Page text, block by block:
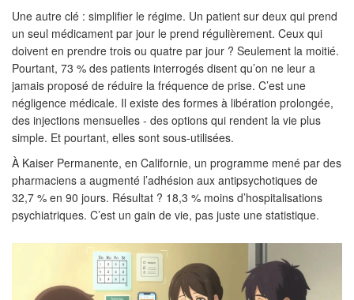
Une autre clé : simplifier le régime. Un patient sur deux qui prend
un seul médicament par jour le prend régulièrement. Ceux qui
doivent en prendre trois ou quatre par jour ? Seulement la moitié.
Pourtant, 73 % des patients interrogés disent qu’on ne leur a
jamais proposé de réduire la fréquence de prise. C’est une
négligence médicale. Il existe des formes à libération prolongée,
des injections mensuelles - des options qui rendent la vie plus
simple. Et pourtant, elles sont sous-utilisées.
À Kaiser Permanente, en Californie, un programme mené par des
pharmaciens a augmenté l’adhésion aux antipsychotiques de
32,7 % en 90 jours. Résultat ? 18,3 % moins d’hospitalisations
psychiatriques. C’est un gain de vie, pas juste une statistique.